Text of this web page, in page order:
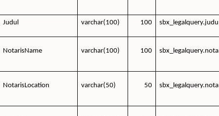
Judul varchar(100) 100
NotarisName varchar(100) 100
NotarisLocation varchar(50) 50